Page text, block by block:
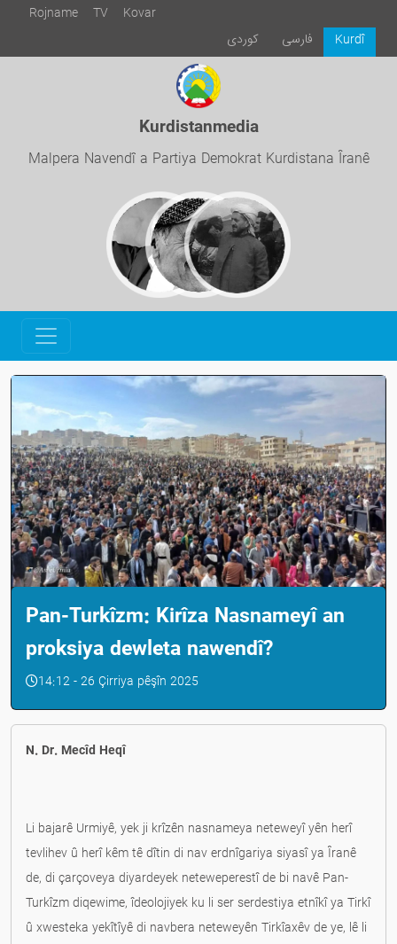
Rojname TV
Kovar
Kurdî
فارسی كوردی
Kurdistanmedia
Malpera Navendî a Partiya Demokrat Kurdistana Îranê
Pan-Turkîzm: Kirîza Nasnameyî an
proksiya dewleta nawendî?
14:12 - 26 Çirriya pêşîn 2025
N. Dr. Mecîd Heqî
Li bajarê Urmiyê, yek ji krîzên nasnameya neteweyî yên herî
tevlihev û herî kêm tê dîtin di nav erdnîgariya siyasî ya Îranê
de, di çarçoveya diyardeyek neteweperestî de bi navê Pan-
Turkîzm diqewime, îdeolojiyek ku li ser serdestiya etnîkî ya Tirkî
û xwesteka yekîtîyê di navbera neteweyên Tirkîaxêv de ye, lê li